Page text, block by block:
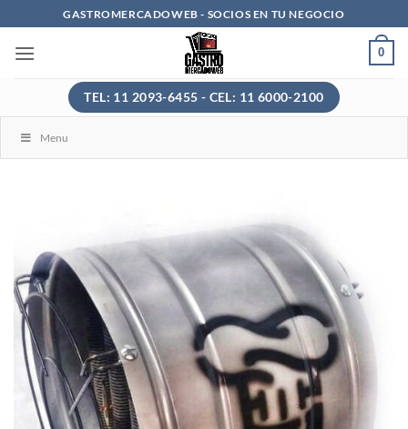
al
contenido
GASTROMERCADOWEB - SOCIOS EN TU NEGOCIO
0
TEL: 11 2093-6455 - CEL: 11 6000-2100
Menu